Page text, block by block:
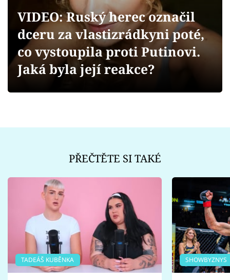
Videa
Sledujte prima+
VIDEO: Ruský herec označil
dceru za vlastizrádkyni poté,
co vystoupila proti Putinovi.
Jaká byla její reakce?
PŘEČTĚTE SI TAKÉ
TADEÁŠ KUBĚNKA SHOWBYZNYS